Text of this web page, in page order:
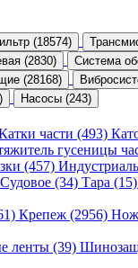
(18574)
(2830) Система
(28168)
Насосы (243)
части (493)
гусеницы
(457)
Судовое (34) Тара (15)
Крепеж (2956)
ленты (39)